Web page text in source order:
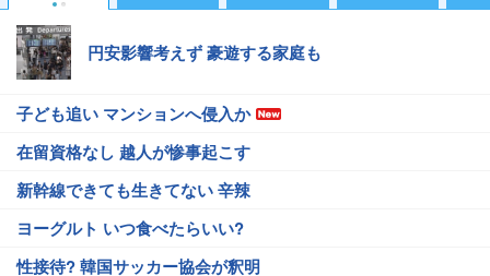
#ベンジャミン・バトン
#商標 #シャネル
円安影響考えず 豪遊する家庭も
子ども追い マンションへ侵入か
在留資格なし 越人が惨事起こす
新幹線できても生きてない 辛辣
ヨーグルト いつ食べたらいい?
性接待? 韓国サッカー協会が釈明